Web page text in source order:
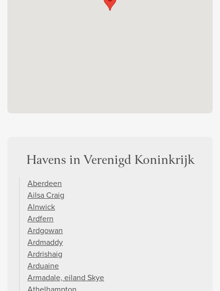
Havens in Verenigd Koninkrijk
Aberdeen
Ailsa Craig
Alnwick
Ardfern
Ardgowan
Ardmaddy
Ardrishaig
Arduaine
Armadale, eiland Skye